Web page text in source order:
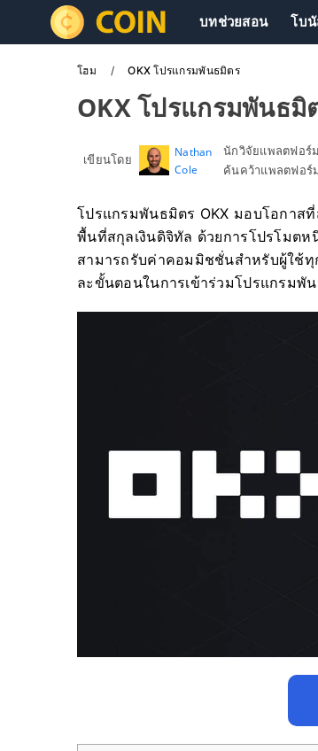
บทช่วยสอน โบ
โฮม OKX โปรแกรมพันธมิตร
OKX โปรแกรมพันธมิ
เขียนโดย
Nathan
Cole
นักวิจัยแพลตฟอร์
ค้นคว้าแพลตฟอร์
โปรแกรมพันธมิตร OKX มอบโอกาส
พื้นที่สกุลเงินดิจิทัล ด้วยการโปรโมตห
สามารถรับค่าคอมมิชชั่นสำหรับผู้ใช้
ละขั้นตอนในการเข้าร่วมโปรแกรมพั